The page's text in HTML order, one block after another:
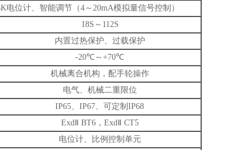
位计、智能调节（4～20mA模拟量信号控制）
18S～112S
内置过热保护、过载保护
-20℃～+70℃
机械离合机构，配手轮操作
电气、机械二重限位
IP65、IP67、可定制IP68
ExdⅡ BT6，ExdⅡ CT5
电位计、比例控制单元